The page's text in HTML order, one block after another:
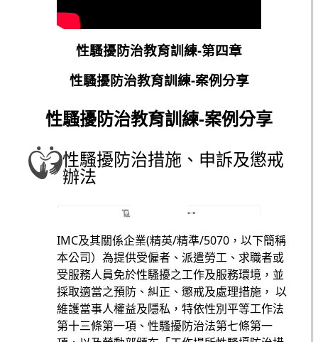
性騷擾防治教育訓練-第四章
性騷擾防治教育訓練-案例分享
性騷擾防治教育訓練-案例分享
性騷擾防治措施、申訴及懲戒
辦法
IMC及其關係企業(精英/精準/5070，以下簡稱
本公司）為提供受僱者、派遣勞工、求職者或
受服務人員免於性騷擾之工作及服務環境，並
採取適當之預防、糾正、懲戒及處理措施， 以
維護當事人權益及隱私，特依性別平等工作法
第十三條第一項、性騷擾防治法第七條第一